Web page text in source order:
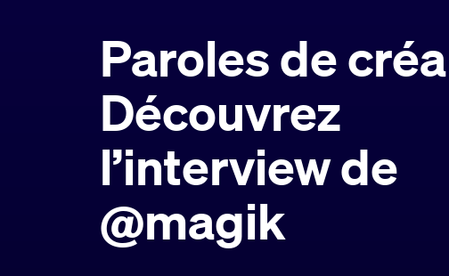
Paroles de
Découvrez
l’interview de
@magik